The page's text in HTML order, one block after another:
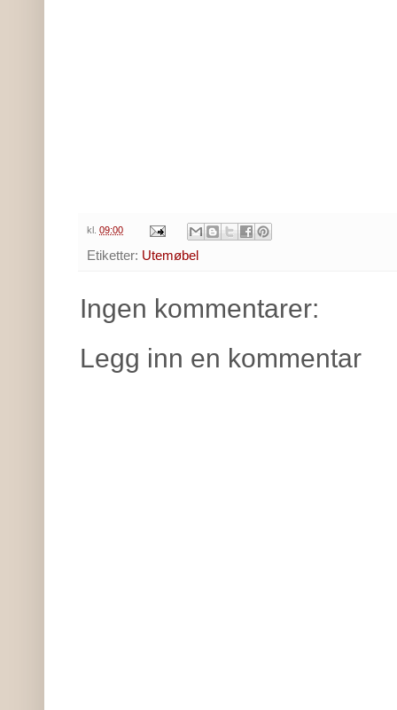
kl. 09:00
Etiketter: Utemøbel
Ingen kommentarer:
Legg inn en kommentar